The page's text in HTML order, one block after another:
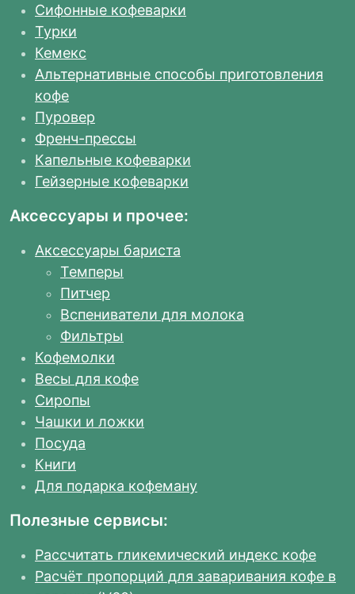
Сифонные кофеварки
Турки
Кемекс
Альтернативные способы приготовления
кофе
Пуровер
Френч-прессы
Капельные кофеварки
Гейзерные кофеварки
Аксессуары и прочее:
Аксессуары бариста
Темперы
Питчер
Вспениватели для молока
Фильтры
Кофемолки
Весы для кофе
Сиропы
Чашки и ложки
Посуда
Книги
Для подарка кофеману
Полезные сервисы:
Рассчитать гликемический индекс кофе
Расчёт пропорций для заваривания кофе в